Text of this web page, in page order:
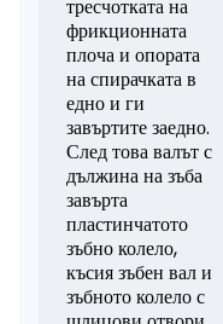
тресчотката на
фрикционната
плоча и опората
на спирачката в
едно и ги
завъртите заедно.
След това валът с
дължина на зъба
завърта
пластинчатото
зъбно колело,
късия зъбен вал и
зъбното колело с